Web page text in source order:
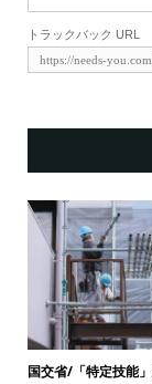
トラックバック URL
国交省/「特定技能